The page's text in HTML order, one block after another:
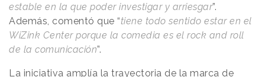
estable en la que poder investigar y arriesgar”.
Además, comentó que “tiene todo sentido estar en el
WiZink Center porque la comedia es el rock and roll
de la comunicación”.
La iniciativa amplía la trayectoria de la marca de